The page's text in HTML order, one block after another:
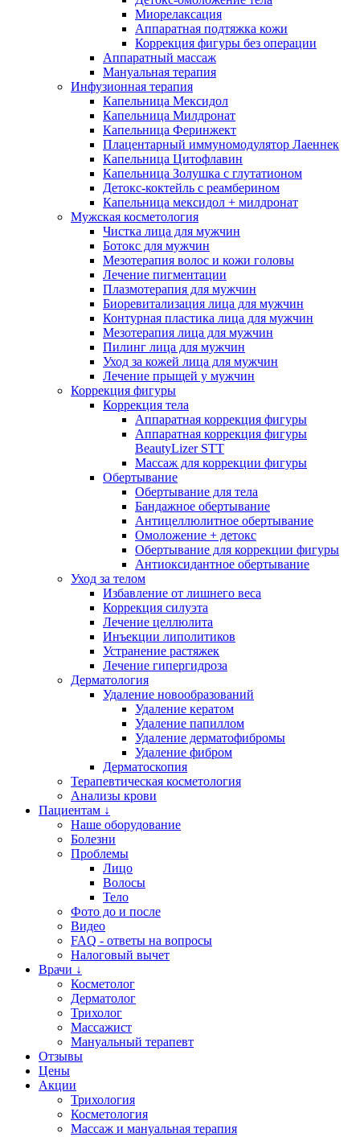
Миорелаксация
Аппаратная подтяжка кожи
Коррекция фигуры без операции
Аппаратный массаж
Мануальная терапия
Инфузионная терапия
Капельница Мексидол
Капельница Милдронат
Капельница Феринжект
Плацентарный иммуномодулятор Лаеннек
Капельница Цитофлавин
Капельница Золушка с глутатионом
Детокс-коктейль с реамберином
Капельница мексидол + милдронат
Мужская косметология
Чистка лица для мужчин
Ботокс для мужчин
Мезотерапия волос и кожи головы
Лечение пигментации
Плазмотерапия для мужчин
Биоревитализация лица для мужчин
Контурная пластика лица для мужчин
Мезотерапия лица для мужчин
Пилинг лица для мужчин
Уход за кожей лица для мужчин
Лечение прыщей у мужчин
Коррекция фигуры
Коррекция тела
Аппаратная коррекция фигуры
Аппаратная коррекция фигуры
BeautyLizer STT
Массаж для коррекции фигуры
Обертывание
Обертывание для тела
Бандажное обертывание
Антицеллюлитное обертывание
Омоложение + детокс
Обертывание для коррекции фигуры
Антиоксидантное обертывание
Уход за телом
Избавление от лишнего веса
Коррекция силуэта
Лечение целлюлита
Инъекции липолитиков
Устранение растяжек
Лечение гипергидроза
Дерматология
Удаление новообразований
Удаление кератом
Удаление папиллом
Удаление дерматофибромы
Удаление фибром
Дерматоскопия
Терапевтическая косметология
Анализы крови
Пациентам ↓
Наше оборудование
Болезни
Проблемы
Лицо
Волосы
Тело
Фото до и после
Видео
FAQ - ответы на вопросы
Налоговый вычет
Врачи ↓
Косметолог
Дерматолог
Трихолог
Массажист
Мануальный терапевт
Отзывы
Цены
Акции
Трихология
Косметология
Массаж и мануальная терапия